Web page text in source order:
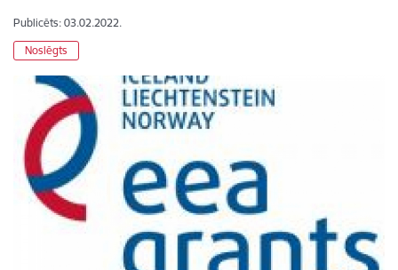
Publicēts: 03.02.2022.
Noslēgts